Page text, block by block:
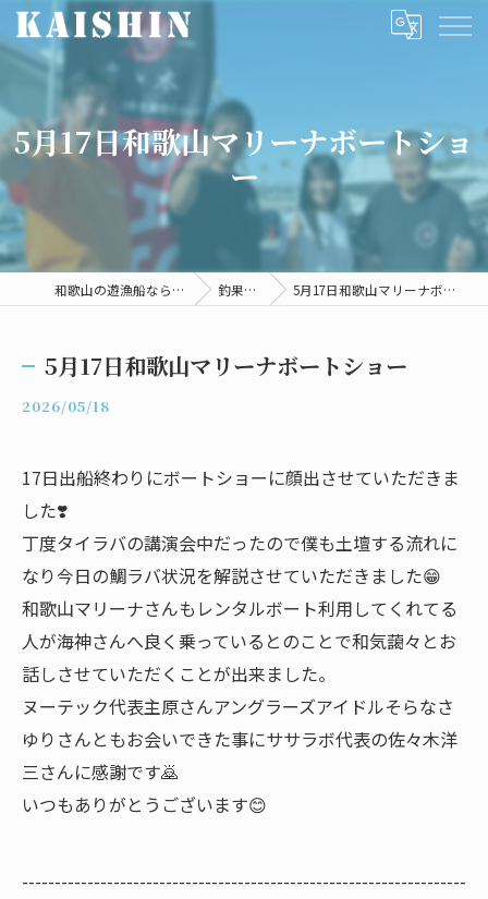
5月17日和歌山マリーナボートショ
ー
和歌山の遊漁船ならKAISHIN 釣果情報 5月17日和歌山マリーナボートショー
5月17日和歌山マリーナボートショー
2026/05/18
17日出船終わりにボートショーに顔出させていただきま
した❣️
丁度タイラバの講演会中だったので僕も土壇する流れに
なり今日の鯛ラバ状況を解説させていただきました😁
和歌山マリーナさんもレンタルボート利用してくれてる
人が海神さんへ良く乗っているとのことで和気藹々とお
話しさせていただくことが出来ました。
ヌーテック代表主原さんアングラーズアイドルそらなさ
ゆりさんともお会いできた事にササラボ代表の佐々木洋
三さんに感謝です🙇
いつもありがとうございます😊
--------------------------------------------------------------------